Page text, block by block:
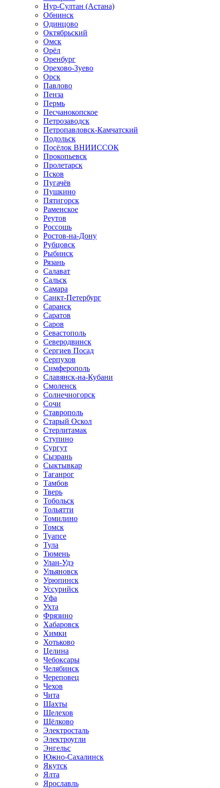
Нур-Султан (Астана)
Обнинск
Одинцово
Октябрьский
Омск
Орёл
Оренбург
Орехово-Зуево
Орск
Павлово
Пенза
Пермь
Песчанокопское
Петрозаводск
Петропавловск-Камчатский
Подольск
Посёлок ВНИИССОК
Прокопьевск
Пролетарск
Псков
Пугачёв
Пушкино
Пятигорск
Раменское
Реутов
Россошь
Ростов-на-Дону
Рубцовск
Рыбинск
Рязань
Салават
Сальск
Самара
Санкт-Петербург
Саранск
Саратов
Саров
Севастополь
Северодвинск
Сергиев Посад
Серпухов
Симферополь
Славянск-на-Кубани
Смоленск
Солнечногорск
Сочи
Ставрополь
Старый Оскол
Стерлитамак
Ступино
Сургут
Сызрань
Сыктывкар
Таганрог
Тамбов
Тверь
Тобольск
Тольятти
Томилино
Томск
Туапсе
Тула
Тюмень
Улан-Удэ
Ульяновск
Урюпинск
Уссурийск
Уфа
Ухта
Фрязино
Хабаровск
Химки
Хотьково
Целина
Чебоксары
Челябинск
Череповец
Чехов
Чита
Шахты
Шелехов
Щёлково
Электросталь
Электроугли
Энгельс
Южно-Сахалинск
Якутск
Ялта
Ярославль